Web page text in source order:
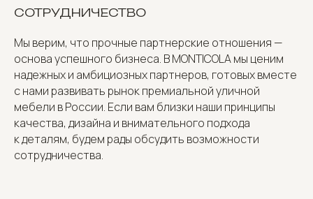
СОТРУДНИЧЕСТВО
Мы верим, что прочные партнерские отношения —
основа успешного бизнеса. В MONTICOLA мы ценим
надежных и амбициозных партнеров, готовых вместе
с нами развивать рынок премиальной уличной
мебели в России. Если вам близки наши принципы
качества, дизайна и внимательного подхода
к деталям, будем рады обсудить возможности
сотрудничества.